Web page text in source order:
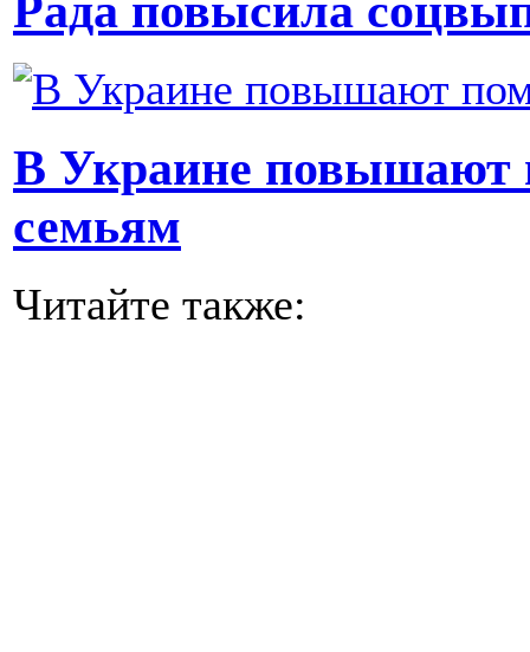
В Украине повышают
семьям
Читайте также: